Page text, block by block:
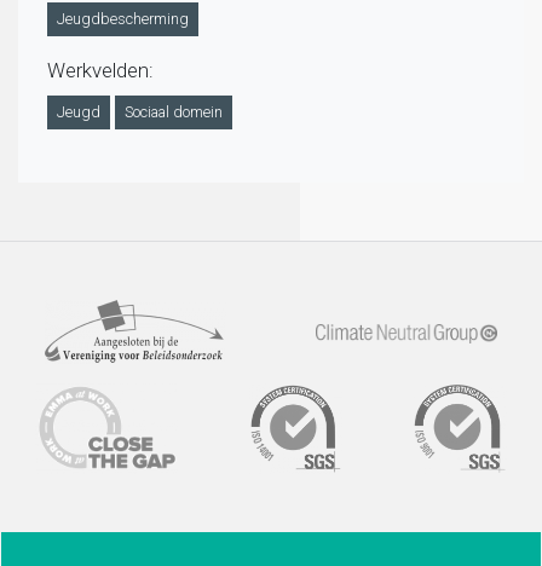
Jeugdbescherming
Werkvelden:
Jeugd Sociaal domein